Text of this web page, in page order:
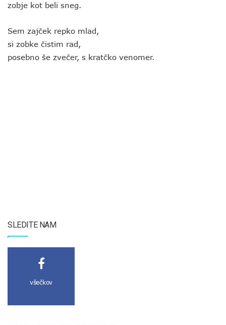
zobje kot beli sneg.
Sem zajček repko mlad,
si zobke čistim rad,
posebno še zvečer, s kratčko venomer.
SLEDITE NAM
všečkov